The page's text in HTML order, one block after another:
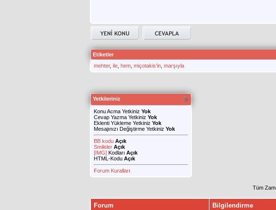
Etiketler
mehter, ile hem miçotakis’in marşıyla
Yetkileriniz
Konu Acma Yetkiniz Yok
Cevap Yazma Yetkiniz Yok
Eklenti Yükleme Yetkiniz Yok
Mesajınızı Değiştirme Yetkiniz Yok
BB kodu Açık
Smileler Açık
[IMG] Kodları Açık
HTML-Kodu Açık
Forum Kuralları
Tüm
Forum Bilgilendirme